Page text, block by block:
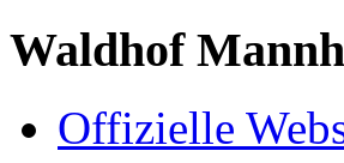
Waldhof
Offizielle